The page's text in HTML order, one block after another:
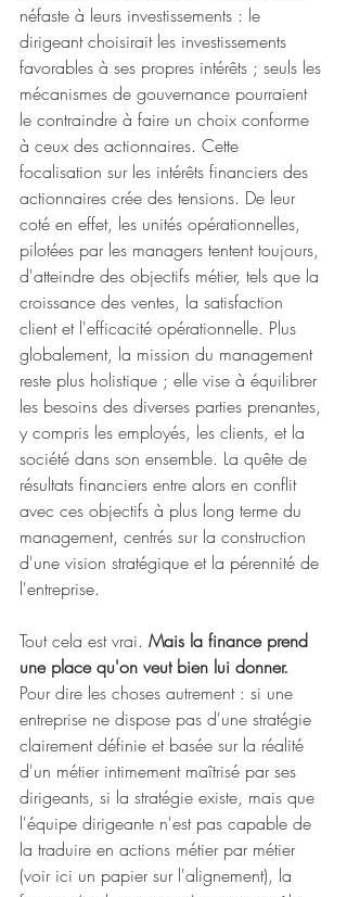
néfaste à leurs investissements : le
dirigeant choisirait les investissements
favorables à ses propres intérêts ; seuls les
mécanismes de gouvernance pourraient
le contraindre à faire un choix conforme
à ceux des actionnaires. Cette
focalisation sur les intérêts financiers des
actionnaires crée des tensions. De leur
coté en effet, les unités opérationnelles,
pilotées par les managers tentent toujours,
d'atteindre des objectifs métier, tels que la
croissance des ventes, la satisfaction
client et l'efficacité opérationnelle. Plus
globalement, la mission du management
reste plus holistique ; elle vise à équilibrer
les besoins des diverses parties prenantes,
y compris les employés, les clients, et la
société dans son ensemble. La quête de
résultats financiers entre alors en conflit
avec ces objectifs à plus long terme du
management, centrés sur la construction
d'une vision stratégique et la pérennité de
l'entreprise.
Tout cela est vrai. Mais la finance prend
une place qu'on veut bien lui donner.
Pour dire les choses autrement : si une
entreprise ne dispose pas d'une stratégie
clairement définie et basée sur la réalité
d'un métier intimement maîtrisé par ses
dirigeants, si la stratégie existe, mais que
l'équipe dirigeante n'est pas capable de
la traduire en actions métier par métier
(voir ici un papier sur l'alignement), la